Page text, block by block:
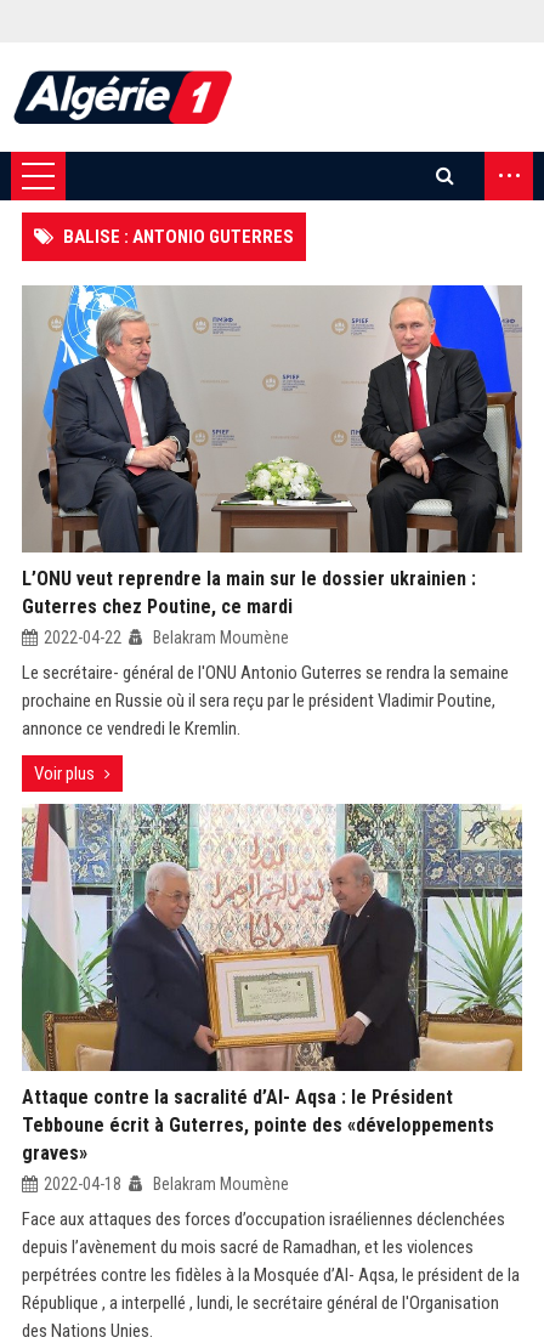
...
BALISE : ANTONIO GUTERRES
L’ONU veut reprendre la main sur le dossier ukrainien :
Guterres chez Poutine, ce mardi
2022-04-22 Belakram Moumène
Le secrétaire- général de l'ONU Antonio Guterres se rendra la semaine
prochaine en Russie où il sera reçu par le président Vladimir Poutine,
annonce ce vendredi le Kremlin.
Voir plus
Attaque contre la sacralité d’Al- Aqsa : le Président
Tebboune écrit à Guterres, pointe des «développements
graves»
2022-04-18 Belakram Moumène
Face aux attaques des forces d’occupation israéliennes déclenchées
depuis l’avènement du mois sacré de Ramadhan, et les violences
perpétrées contre les fidèles à la Mosquée d’Al- Aqsa, le président de la
République , a interpellé , lundi, le secrétaire général de l'Organisation
des Nations Unies.